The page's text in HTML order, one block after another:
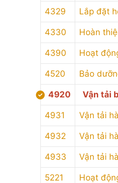
4329 Lắp đặt
4330 Hoàn
4390 Hoạt
4520 Bảo
4920 Vận tải
4931 Vận tải
4932 Vận tải
4933 Vận tải
5221 Hoạt